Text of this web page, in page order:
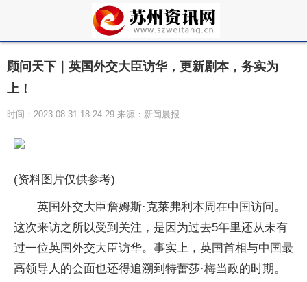
顾问天下｜英国外交大臣访华，更新剧本，务实为
上！
时间：2023-08-31 18:24:29 来源：新闻晨报
(资料图片仅供参考)
英国外交大臣詹姆斯·克莱弗利本周在中国访问。
这次来访之所以受到关注，是因为过去5年里还从未有
过一位英国外交大臣访华。事实上，英国首相与中国最
高领导人的会面也还得追溯到特蕾莎·梅当政的时期。